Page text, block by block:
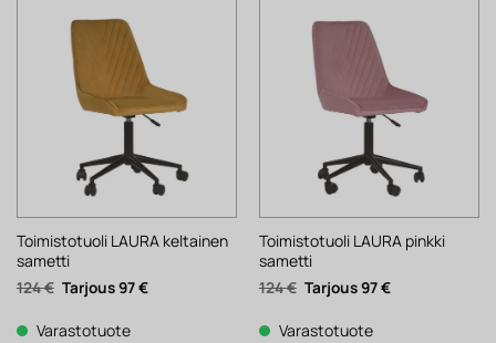
Toimistotuoli LAURA keltainen
sametti
124€ Alkuperäinen
hinta
124 €.
97€Nykyinen
Varastotuote
Toimistotuoli LAURA pinkki
sametti
124€ Alkuperäinen
hinta
124 €.
97€Nykyinen
Varastotuote